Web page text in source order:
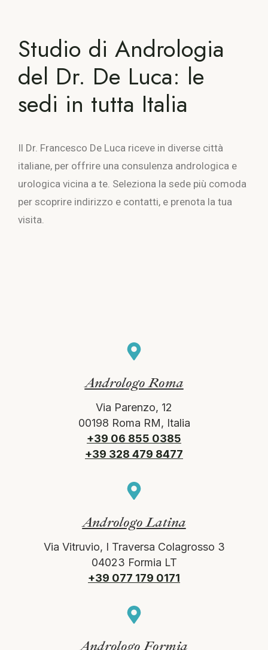
Studio di Andrologia
del Dr. De Luca: le
sedi in tutta Italia
Il Dr. Francesco De Luca riceve in diverse città
italiane, per offrire una consulenza andrologica e
urologica vicina a te. Seleziona la sede più comoda
per scoprire indirizzo e contatti, e prenota la tua
visita.
Andrologo Roma
Via Parenzo, 12
00198 Roma RM, Italia
+39 06 855 0385
+39 328 479 8477
Andrologo Latina
Via Vitruvio, I Traversa Colagrosso 3
04023 Formia LT
+39 077 179 0171
Andrologo Formia